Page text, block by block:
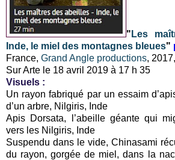
" Les
Inde, le miel des montagnes bleues"
France, Grand Angle productions,
Sur Arte le 18 avril 2019 à 17 h 35
Visuels :
Un rayon fabriqué par un essaim
d’un arbre, Nilgiris, Inde
Apis Dorsata, l’abeille géante qui
vers les Nilgiris, Inde
Suspendu dans le vide, Chinasami
du rayon, gorgée de miel, dans la